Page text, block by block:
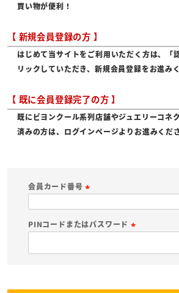
買い物が便利！
【 新規会員登録の方 】
はじめて当サイトをご利用いただく方は、「
リックしていただき、新規会員登録をお進み
【 既に会員登録完了の方 】
既にビヨンクール系列店舗やジュエリーコネ
済みの方は、ログインページよりお進みくだ
会員カード番号
必
須
PINコードまたはパスワード
)